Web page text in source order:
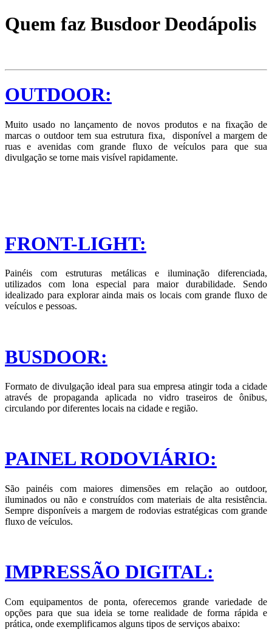
Quem faz Busdoor Deodápolis
OUTDOOR:
Muito usado no lançamento de novos produtos e na fixação de
marcas o outdoor tem sua estrutura fixa, disponível a margem de
ruas e avenidas com grande fluxo de veículos para que sua
divulgação se torne mais visível rapidamente.
FRONT-LIGHT:
Painéis com estruturas metálicas e iluminação diferenciada,
utilizados com lona especial para maior durabilidade. Sendo
idealizado para explorar ainda mais os locais com grande fluxo de
veículos e pessoas.
BUSDOOR:
Formato de divulgação ideal para sua empresa atingir toda a cidade
através de propaganda aplicada no vidro traseiros de ônibus,
circulando por diferentes locais na cidade e região.
PAINEL RODOVIÁRIO:
São painéis com maiores dimensões em relação ao outdoor,
iluminados ou não e construídos com materiais de alta resistência.
Sempre disponíveis a margem de rodovias estratégicas com grande
fluxo de veículos.
IMPRESSÃO DIGITAL:
Com equipamentos de ponta, oferecemos grande variedade de
opções para que sua ideia se torne realidade de forma rápida e
prática, onde exemplificamos alguns tipos de serviços abaixo: